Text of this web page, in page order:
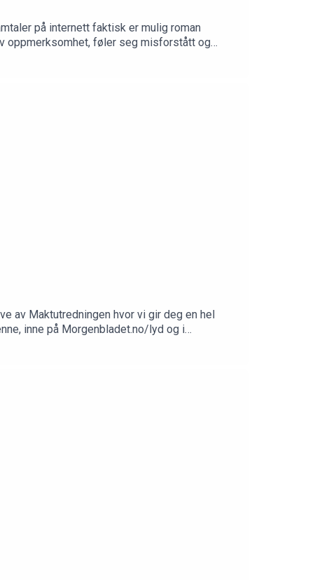
på internett faktisk er mulig roman
oppmerksomhet, føler seg misforstått og
kneler under vekten av internett? Hør
av Maktutredningen hvor vi gir deg en hel
inne på Morgenbladet.no/lyd og i